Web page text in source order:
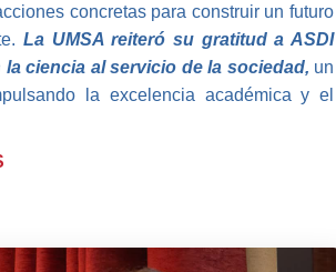
concretas para construir un futuro
La UMSA reiteró su gratitud a ASDI
ciencia al servicio de la sociedad, un
la excelencia académica y el